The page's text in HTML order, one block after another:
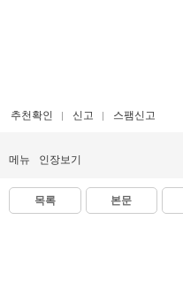
추천확인 신고 스팸신고
메뉴 인장보기
목록 본문